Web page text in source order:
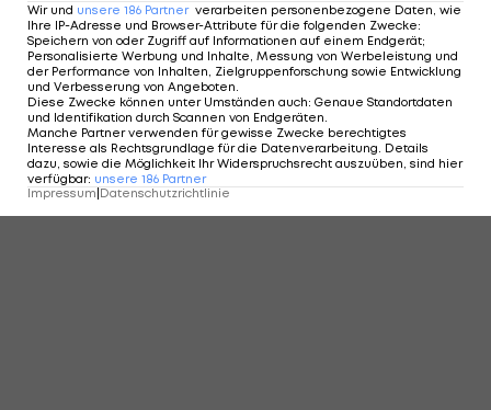
Wir und unsere 186 Partner verarbeiten personenbezogene Daten, wie
Ihre IP-Adresse und Browser-Attribute für die folgenden Zwecke:
Speichern von oder Zugriff auf Informationen auf einem Endgerät;
Personalisierte Werbung und Inhalte, Messung von Werbeleistung und
der Performance von Inhalten, Zielgruppenforschung sowie Entwicklung
und Verbesserung von Angeboten
Diese Zwecke können unter Umständen auch: Genaue Standortdaten
und Identifikation durch Scannen von Endgeräten
Manche Partner verwenden für gewisse Zwecke berechtigtes
Interesse als Rechtsgrundlage für die Datenverarbeitung. Details
dazu, sowie die Möglichkeit Ihr Widerspruchsrecht auszuüben, sind hier
verfügbar: unsere 186 Partner
Impressum|Datenschutzrichtlinie